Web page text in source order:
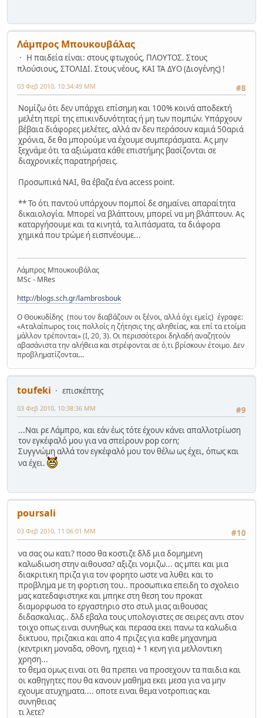
Λάμπρος Μπουκουβάλας
Η παιδεία είναι: στους φτωχούς, ΠΛΟΥΤΟΣ. Στους
πλούσιους, ΣΤΟΛΙΔΙ. Στους νέους, ΚΑΙ ΤΑ ΔΥΟ (Διογένης) !
#8
03 Φεβ 2010, 10:34:49 ΜΜ
Νομίζω ότι δεν υπάρχει επίσημη και 100% κοινά αποδεκτή
μελέτη περί της επικινδυνότητας ή μη των πομπών. Υπάρχουν
βέβαια διάφορες μελέτες, αλλά αν δεν περάσουν καμιά 50αριά
χρόνια, δε θα μπορούμε να έχουμε συμπεράσματα. Ας μην
ξεχνάμε ότι τα αξιώματα κάθε επιστήμης βασίζονται σε
διαχρονικές παρατηρήσεις.
Προσωπικά ΝΑΙ, θα έβαζα ένα access point.
** Το ότι παντού υπάρχουν πομποί δε σημαίνει απαραίτητα
δικαιολογία. Μπορεί να βλάπτουν, μπορεί να μη βλάπτουν. Ας
καταργήσουμε και τα κινητά, τα λιπάσματα, τα διάφορα
χημικά που τρώμε ή εισπνέουμε...
Λάμπρος Μπουκουβάλας
MSc - MRes
http://blogs.sch.gr/lambrosbouk
Ο Θουκυδίδης (που τον διαβάζουν οι ξένοι, αλλά όχι εμείς) έγραφε:
«Αταλαίπωρος τοις πολλοίς η ζήτησις της αληθείας, και επί τα ετοίμα
μάλλον τρέπονται» (Ι, 20, 3). Οι περισσότεροι δηλαδή αναζητούν
αβασάνιστα την αλήθεια και στρέφονται σε ό,τι βρίσκουν έτοιμο. Δεν
προβληματίζονται...
toufeki
επισκέπτης
#9
03 Φεβ 2010, 10:38:36 ΜΜ
...Ναι ρε Λάμπρο, και εάν έως τότε έχουν κάνει απαλλοτρίωση
τον εγκέφαλό μου για να σπείρουν pop corn;
Συγγνώμη αλλά τον εγκέφαλό μου τον θέλω ως έχει, όπως και
να έχει.
poursali
#10
03 Φεβ 2010, 11:06:01 ΜΜ
να σας οω κατι? ποσο θα κοστιζε δλδ μια δομημενη
καλωδιωση στην αιθουσα? αξιζει νομιζω... ας μπει και μια
διακριτικη πριζα για τον φορητο ωστε να λυθει και το
προβλημα με τη φορτιση του.. προσωπικα επειδη το σχολειο
μας κατεδαφιστηκε και μπηκε στη θεση του προκατ
διαμορφωσα το εργαστηριο στο στυλ μιας αιθουσας
διδασκαλιας.. δλδ εβαλα τους υπολογιστες σε σειρες αντι στον
τοιχο οπως ειναι συνηθως και περασα εκει πανω τα καλωδια
δικτυου, πριζακια και απο 4 πριζες για καθε μηχανημα
(κεντρικη μοναδα, οθονη, ηχεια) + 1 κενη για μελλοντικη
χρηση...
το θεμα ομως ειναι οτι θα πρεπει να προσεχουν τα παιδια και
οι καθηγητες που θα κανουν μαθημα εκει μεσα για να μην
εχουμε ατυχηματα.... οποτε ειναι θεμα νοτροπιας και
συνηθειας
τι λετε?